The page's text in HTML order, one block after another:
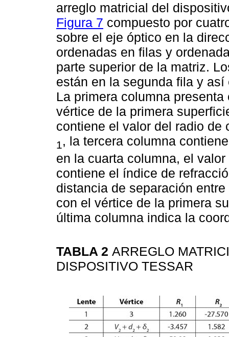
arreglo matricial del
Figura 7 compuesto por
sobre el eje óptico en la
ordenadas en filas y
parte superior de la matriz.
están en la segunda fila y
La primera columna
vértice de la primera
contiene el valor del radio
1, la tercera columna
en la cuarta columna, el
contiene el índice de
distancia de separación
con el vértice de la primera
última columna indica la
TABLA 2 ARREGLO
DISPOSITIVO TESSAR